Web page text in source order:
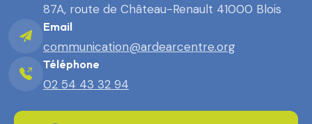
87A, route de Château-Renault 41000 Blois
Email
communication@ardearcentre.org
Téléphone
02 54 43 32 94